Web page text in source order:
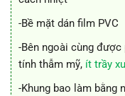
-Bề mặt dán film PVC
-Bên ngoài cùng
tính thẫm mỹ, ít trầy
-Khung bao làm bằng